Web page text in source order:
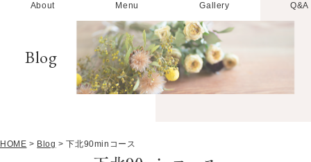
About Menu Gallery Q&A
Blog
HOME > Blog >下北90minコース